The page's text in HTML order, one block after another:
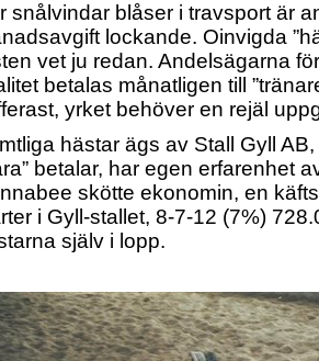
snålvindar blåser i travsport är
lockande. Oinvigda
vet ju redan. Andelsägarna
betalas månatligen till
yrket behöver en rejäl
hästar ägs av Stall Gyll
betalar, har egen erfarenhet
skötte ekonomin, en
i Gyll-stallet, 8-7-12 (7%)
själv i lopp.